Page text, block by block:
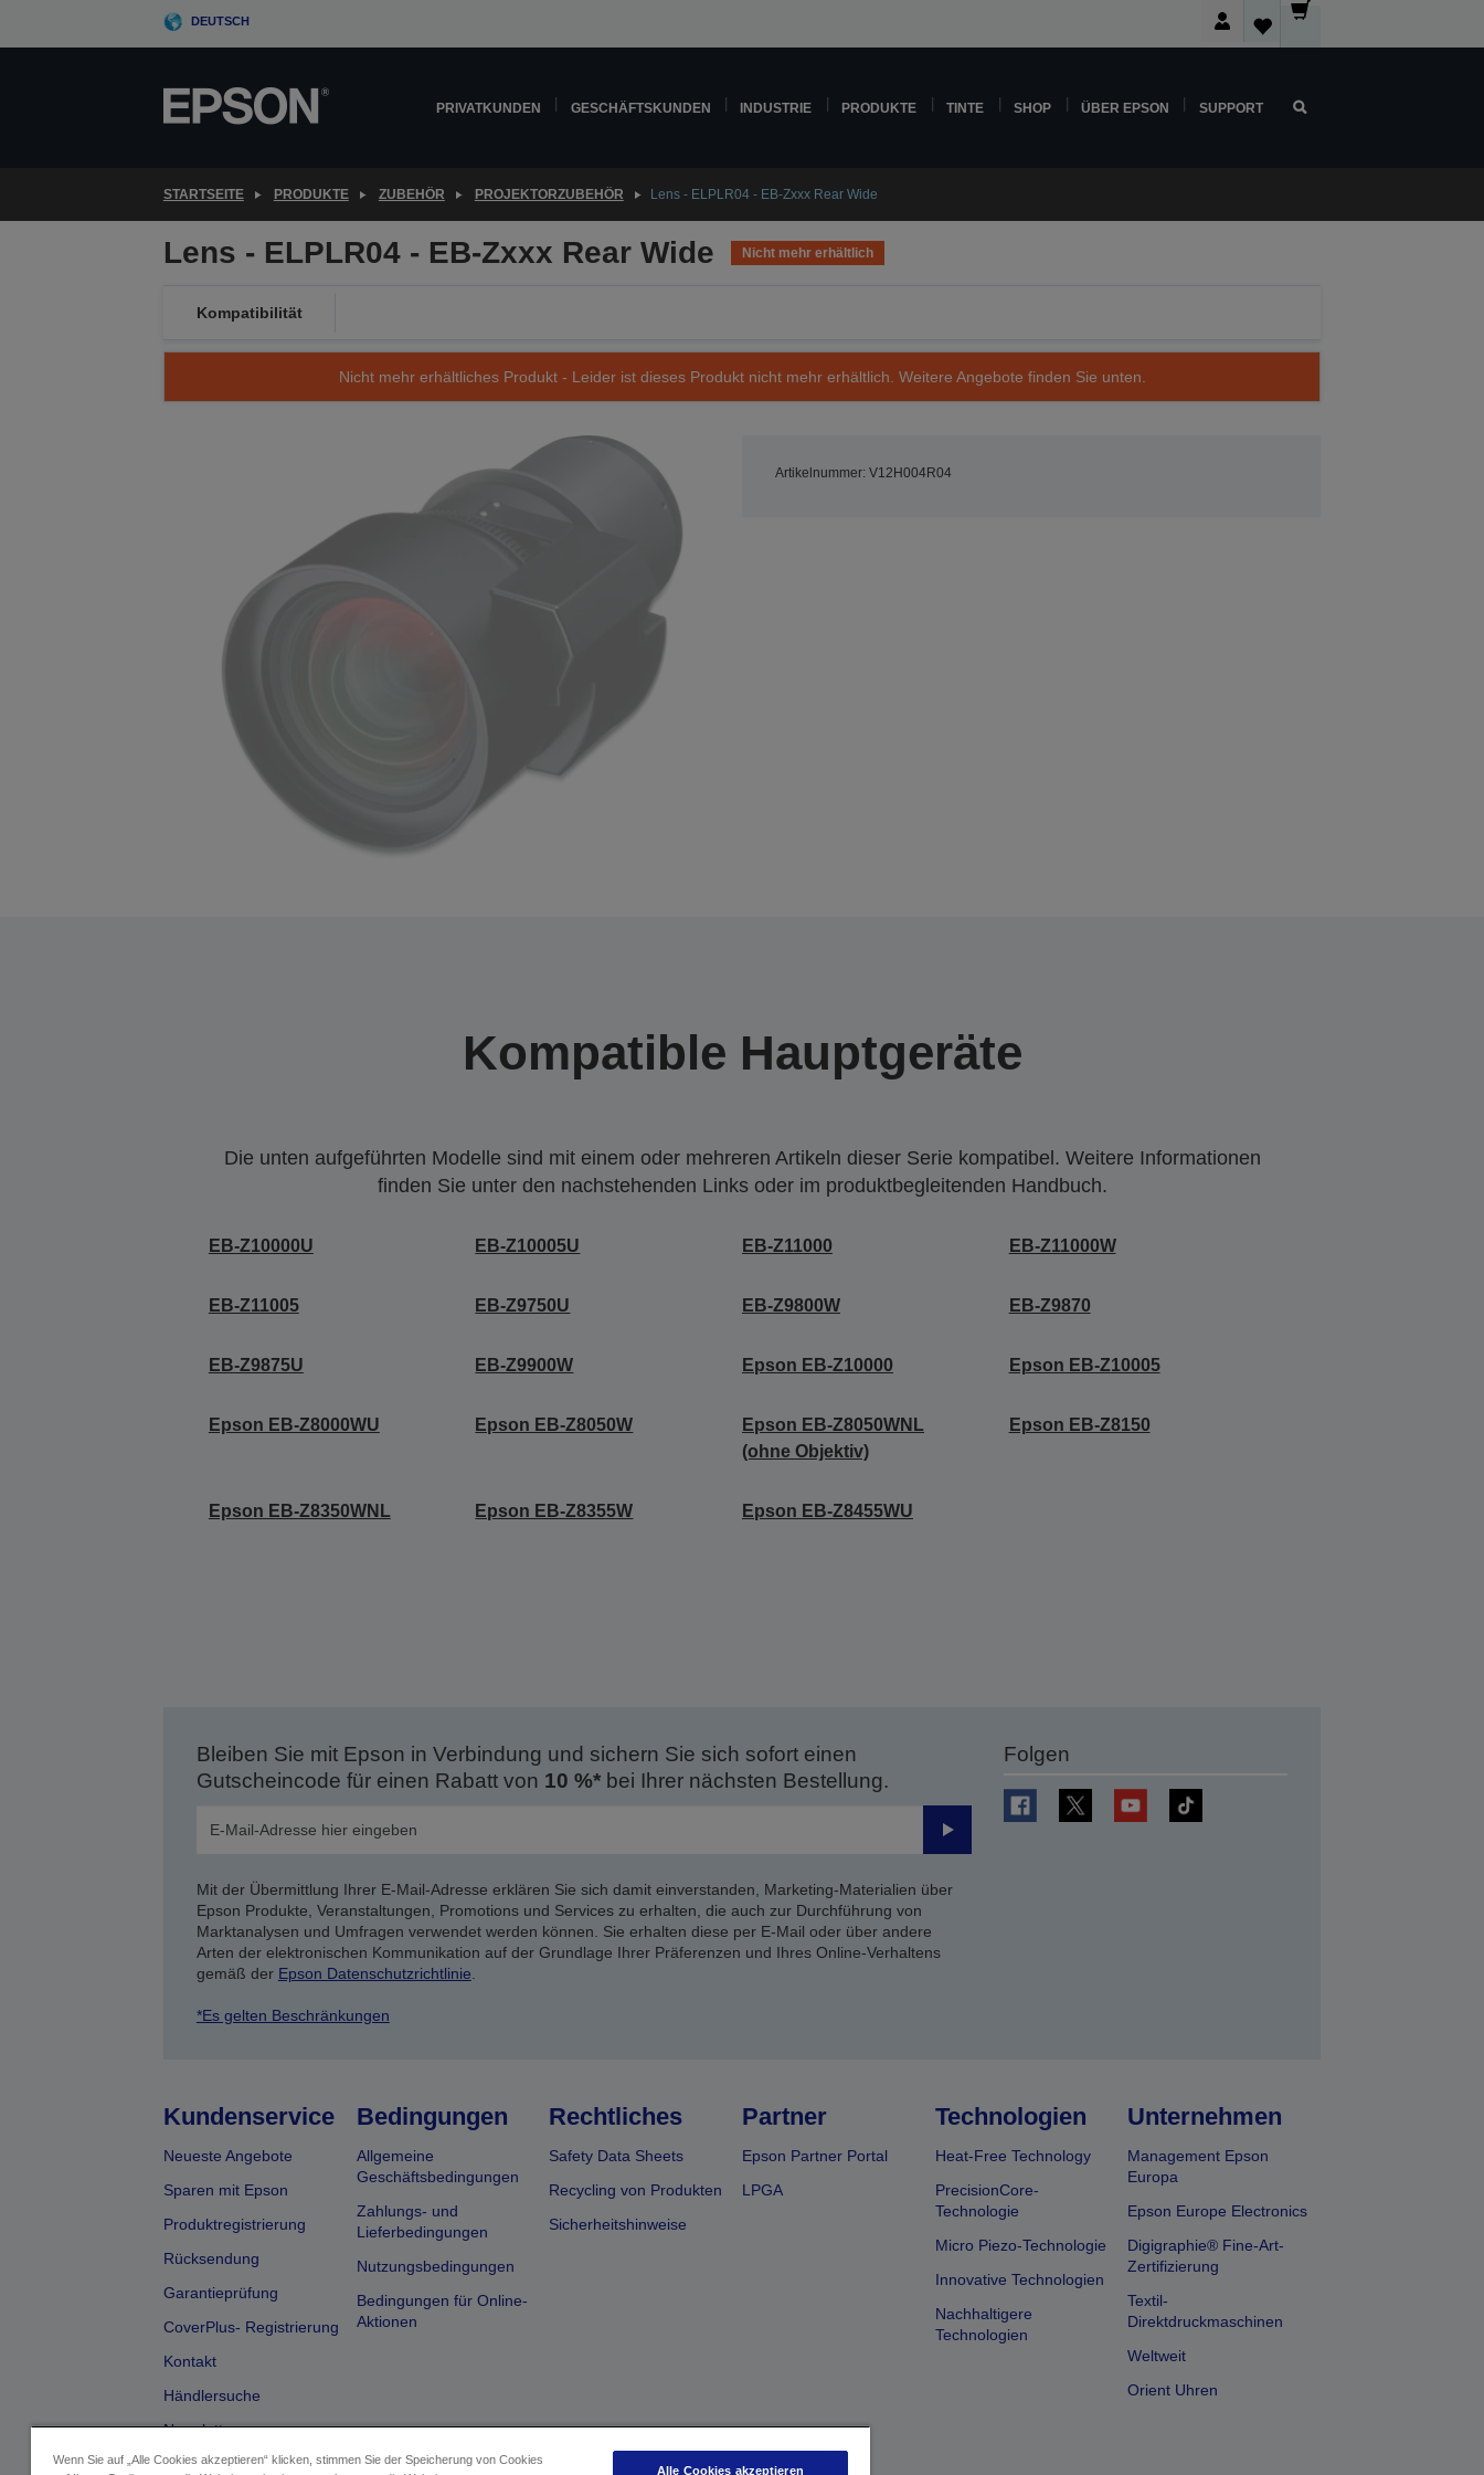
DEUTSCH
PRIVATKUNDEN GESCHÄFTSKUNDEN INDUSTRIE PRODUKTE TINTE SHOP ÜBER EPSON SUPPORT
STARTSEITE PRODUKTE ZUBEHÖR PROJEKTORZUBEHÖR Lens - ELPLR04 - EB-Zxxx Rear Wide
Lens - ELPLR04 - EB-Zxxx Rear Wide Nicht mehr erhältlich
Kompatibilität
Nicht mehr erhältliches Produkt - Leider ist dieses Produkt nicht mehr erhältlich. Weitere Angebote finden Sie unten.
Artikelnummer: V12H004R04
Kompatible Hauptgeräte
Die unten aufgeführten Modelle sind mit einem oder mehreren Artikeln dieser Serie kompatibel. Weitere Informationen
finden Sie unter den nachstehenden Links oder im produktbegleitenden Handbuch.
EB-Z10000U EB-Z10005U EB-Z11000 EB-Z11000W
EB-Z11005 EB-Z9750U EB-Z9800W EB-Z9870
EB-Z9875U EB-Z9900W Epson EB-Z10000 Epson EB-Z10005
Epson EB-Z8000WU Epson EB-Z8050W
Epson EB-Z8050WNL
(ohne Objektiv)
Epson EB-Z8150
Epson EB-Z8350WNL Epson EB-Z8355W Epson EB-Z8455WU
Bleiben Sie mit Epson in Verbindung und sichern Sie sich sofort einen
Gutscheincode für einen Rabatt von 10 %*bei Ihrer nächsten Bestellung.
Senden
Mit der Übermittlung Ihrer E-Mail-Adresse erklären Sie sich damit einverstanden, Marketing-Materialien über
Epson Produkte, Veranstaltungen, Promotions und Services zu erhalten, die auch zur Durchführung von
Marktanalysen und Umfragen verwendet werden können. Sie erhalten diese per E-Mail oder über andere
Arten der elektronischen Kommunikation auf der Grundlage Ihrer Präferenzen und Ihres Online-Verhaltens
gemäß der Epson Datenschutzrichtlinie
*Es gelten Beschränkungen
Folgen
Kundenservice
Neueste Angebote
Sparen mit Epson
Produktregistrierung
Rücksendung
Garantieprüfung
CoverPlus- Registrierung
Kontakt
Händlersuche
Newsletter
Bedingungen
Allgemeine
Geschäftsbedingungen
Zahlungs- und
Lieferbedingungen
Nutzungsbedingungen
Bedingungen für Online-
Aktionen
Rechtliches
Safety Data Sheets
Recycling von Produkten
Sicherheitshinweise
Partner
Epson Partner Portal
LPGA
Technologien
Heat-Free Technology
PrecisionCore-
Technologie
Micro Piezo-Technologie
Innovative Technologien
Nachhaltigere
Technologien
Unternehmen
Management Epson
Europa
Epson Europe Electronics
Digigraphie® Fine-Art-
Zertifizierung
Textil-
Direktdruckmaschinen
Weltweit
Orient Uhren
Wenn Sie auf „Alle Cookies akzeptieren“ klicken, stimmen Sie der Speicherung von Cookies
Alle Cookies akzeptieren